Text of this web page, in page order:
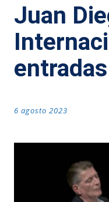
Juan
6 agosto 2023